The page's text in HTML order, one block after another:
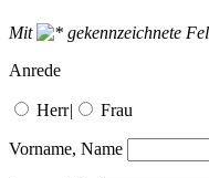
Mit
gekennzeichnete
Anrede
Herr| Frau
Vorname, Name